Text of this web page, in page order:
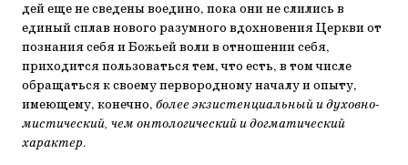
дей еще не сведены воедино, пока они не слились в
единый сплав нового разумного вдохновения Церкви от
познания себя и Божьей воли в отношении себя,
приходится пользоваться тем, что есть, в том числе
обращаться к своему перво­родному началу и опыту,
имеющему, конечно, более экзистен­циальный и духовно-
мистический, чем онтологический и догмати­ческий
характер.